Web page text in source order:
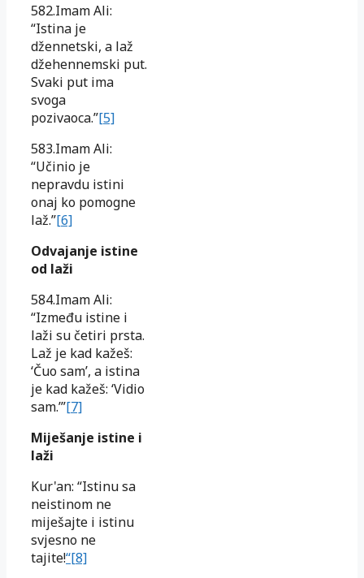
582.Imam Ali:
“Istina je
džennetski, a laž
džehennemski put.
Svaki put ima
svoga
pozivaoca.”[5]
583.Imam Ali:
“Učinio je
nepravdu istini
onaj ko pomogne
laž.”[6]
Odvajanje istine
od laži
584.Imam Ali:
“Između istine i
laži su četiri prsta.
Laž je kad kažeš:
‘Čuo sam’, a istina
je kad kažeš: ‘Vidio
sam.’”[7]
Miješanje istine i
laži
Kur'an: “Istinu sa
neistinom ne
miješajte i istinu
svjesno ne
tajite!“[8]